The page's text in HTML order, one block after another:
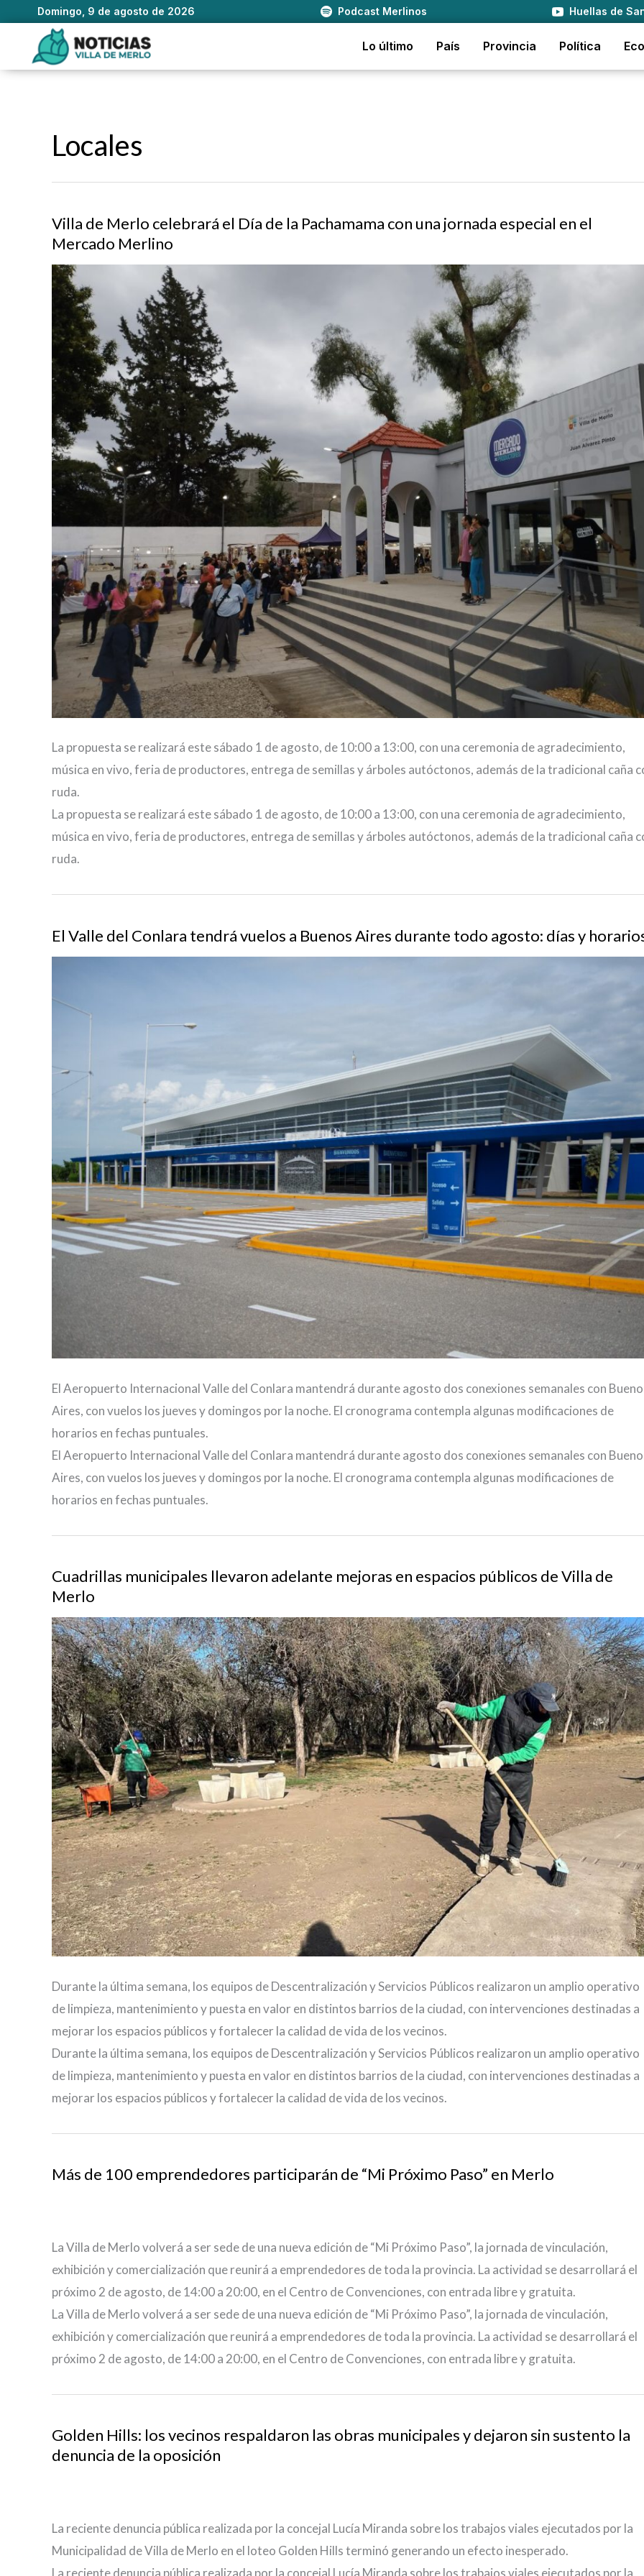
Domingo, 9 de agosto de 2026 Podcast Merlinos Huellas de
contenido
Lo último País Provincia Política
Locales
Villa de Merlo celebrará el Día de la Pachamama con una jornada especial en el
Mercado Merlino
La propuesta se realizará este sábado 1 de agosto, de 10:00 a 13:00, con una ceremonia de agradecimiento,
música en vivo, feria de productores, entrega de semillas y árboles autóctonos, además de la tradicional caña
ruda.
La propuesta se realizará este sábado 1 de agosto, de 10:00 a 13:00, con una ceremonia de agradecimiento,
música en vivo, feria de productores, entrega de semillas y árboles autóctonos, además de la tradicional caña
ruda.
El Valle del Conlara tendrá vuelos a Buenos Aires durante todo agosto: días y
El Aeropuerto Internacional Valle del Conlara mantendrá durante agosto dos conexiones semanales con
Aires, con vuelos los jueves y domingos por la noche. El cronograma contempla algunas modificaciones de
horarios en fechas puntuales.
El Aeropuerto Internacional Valle del Conlara mantendrá durante agosto dos conexiones semanales con
Aires, con vuelos los jueves y domingos por la noche. El cronograma contempla algunas modificaciones de
horarios en fechas puntuales.
Cuadrillas municipales llevaron adelante mejoras en espacios públicos de Villa de
Merlo
Durante la última semana, los equipos de Descentralización y Servicios Públicos realizaron un amplio operativo
de limpieza, mantenimiento y puesta en valor en distintos barrios de la ciudad, con intervenciones destinadas a
mejorar los espacios públicos y fortalecer la calidad de vida de los vecinos.
Durante la última semana, los equipos de Descentralización y Servicios Públicos realizaron un amplio operativo
de limpieza, mantenimiento y puesta en valor en distintos barrios de la ciudad, con intervenciones destinadas a
mejorar los espacios públicos y fortalecer la calidad de vida de los vecinos.
Más de 100 emprendedores participarán de “Mi Próximo Paso” en Merlo
La Villa de Merlo volverá a ser sede de una nueva edición de “Mi Próximo Paso”, la jornada de vinculación,
exhibición y comercialización que reunirá a emprendedores de toda la provincia. La actividad se desarrollará el
próximo 2 de agosto, de 14:00 a 20:00, en el Centro de Convenciones, con entrada libre y gratuita.
La Villa de Merlo volverá a ser sede de una nueva edición de “Mi Próximo Paso”, la jornada de vinculación,
exhibición y comercialización que reunirá a emprendedores de toda la provincia. La actividad se desarrollará el
próximo 2 de agosto, de 14:00 a 20:00, en el Centro de Convenciones, con entrada libre y gratuita.
Golden Hills: los vecinos respaldaron las obras municipales y dejaron sin sustento la
denuncia de la oposición
La reciente denuncia pública realizada por la concejal Lucía Miranda sobre los trabajos viales ejecutados por la
Municipalidad de Villa de Merlo en el loteo Golden Hills terminó generando un efecto inesperado.
La reciente denuncia pública realizada por la concejal Lucía Miranda sobre los trabajos viales ejecutados por la